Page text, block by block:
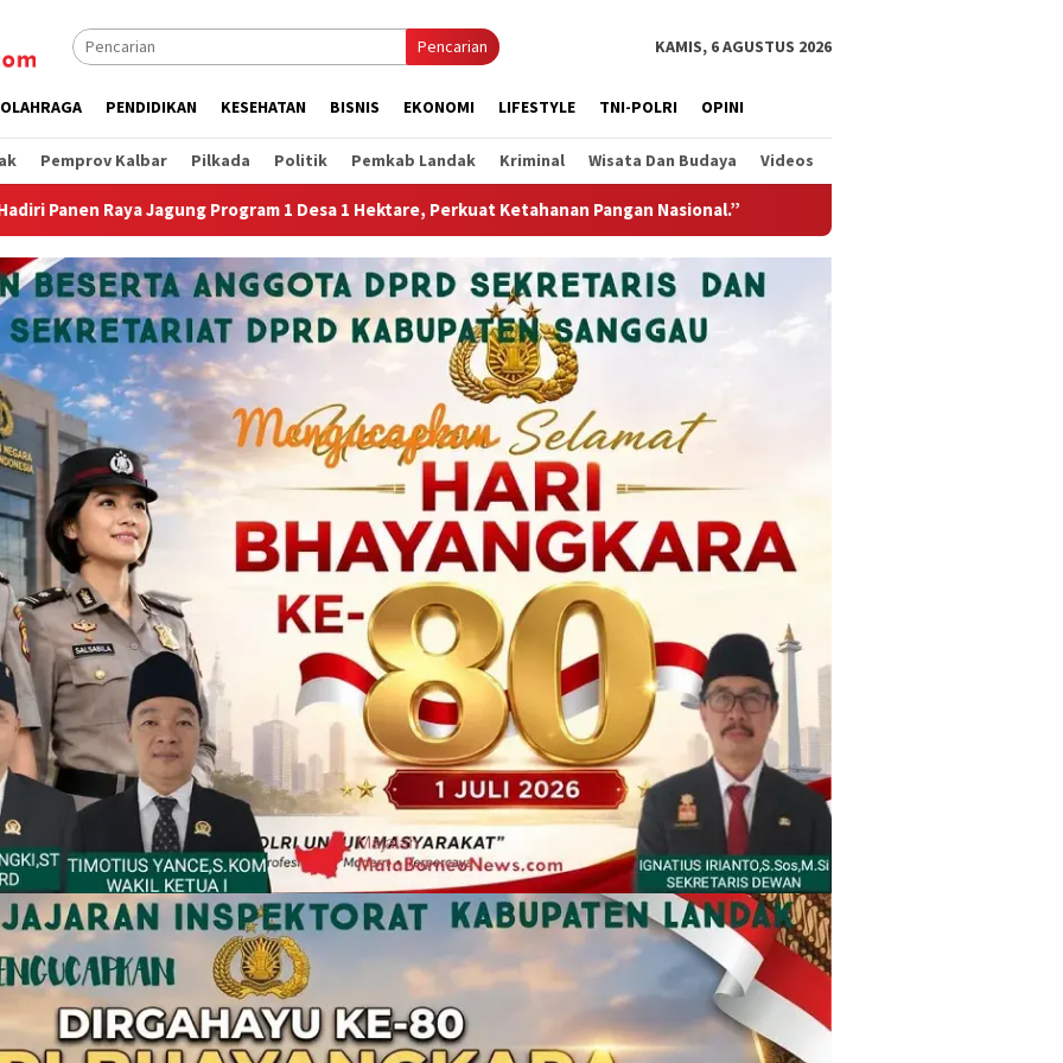
Pencarian KAMIS, 6 AGUSTUS 2026
OLAHRAGA PENDIDIKAN KESEHATAN BISNIS EKONOMI LIFESTYLE TNI-POLRI OPINI
Pemprov Kalbar Pilkada Politik Pemkab Landak Kriminal Wisata Dan Budaya Videos
Desa 1 Hektare, Perkuat Ketahanan Pangan Nasional.” Jembatan Gantung Garuda Hadir Untuk Negeri, Wujud